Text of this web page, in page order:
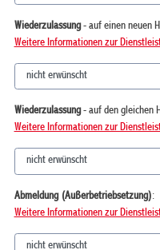
Wiederzulassung- auf einen neuen
Weitere Informationen zur
Wiederzulassung- auf den gleichen
Weitere Informationen zur
Abmeldung (Außerbetriebsetzung):
Weitere Informationen zur